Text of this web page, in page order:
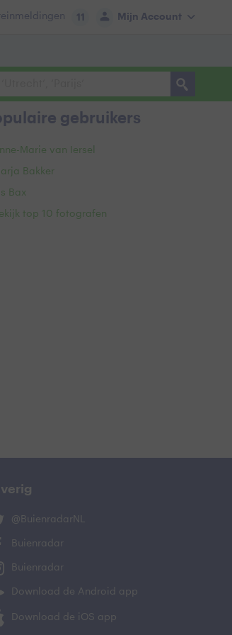
Mijn Account
11
gebruikers
Marie van Iersel
Bakker
Bax
top 10 fotografen
@BuienradarNL
Buienradar
Buienradar
Download de Android app
Download de iOS app